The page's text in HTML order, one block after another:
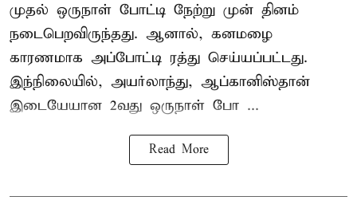
முதல் ஒருநாள் போட்டி நேற்று முன் தினம்
நடைபெறவிருந்தது. ஆனால், கனமழை
காரணமாக அப்போட்டி ரத்து செய்யப்பட்டது.
இந்நிலையில், அயர்லாந்து, ஆப்கானிஸ்தான்
இடையேயான 2வது ஒருநாள் போ ...
Read More